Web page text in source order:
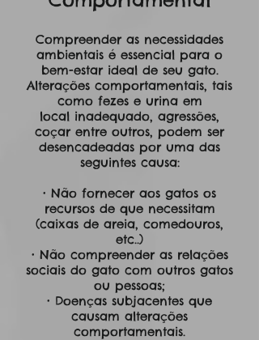
Compreender as necessidades
ambientais é essencial para o
bem-estar ideal de seu gato.
Alterações comportamentais, tais
como fezes e urina em
local inadequado, agressões,
coçar entre outros, podem ser
desencadeadas por uma das
seguintes causa:
• Não fornecer aos gatos os
recursos de que necessitam
(caixas de areia, comedouros,
etc..)
• Não compreender as relações
sociais do gato com outros gatos
ou pessoas;
• Doenças subjacentes que
causam alterações
comportamentais.